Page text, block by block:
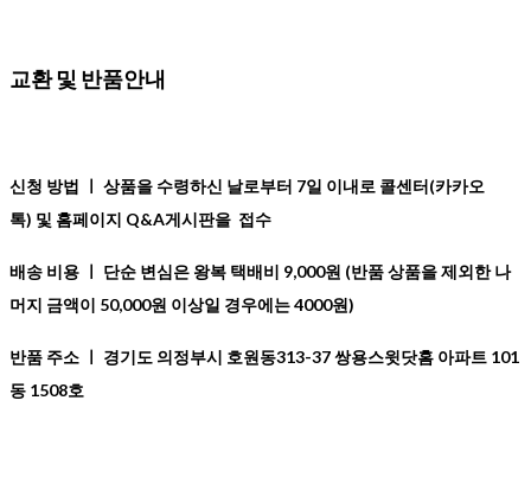
교환 및 반품안내
신청 방법 ㅣ 상품을 수령하신 날로부터 7일 이내로 콜센터(카카오
톡) 및 홈페이지 Q&A게시판을 접수
배송 비용 ㅣ 단순 변심은 왕복 택배비 9,000원 (반품 상품을 제외한 나
머지 금액이 50,000원 이상일 경우에는 4000원)
반품 주소 ㅣ 경기도 의정부시 호원동313-37 쌍용스윗닷홈 아파트 101
동 1508호